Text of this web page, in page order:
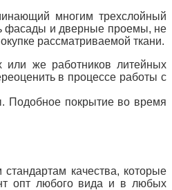
многим трехслойный
фасады и дверные проемы, не
рассматриваемой ткани.
же работников литейных
в процессе работы с
Подобное покрытие во время
качества, которые
опт любого вида и в любых